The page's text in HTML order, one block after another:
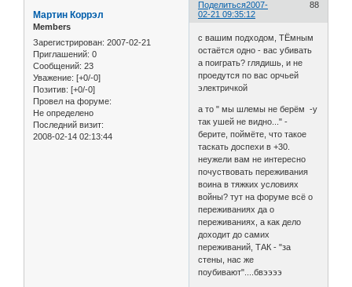
Поделиться 88
2007-
02-21 09:35:12
Мартин Коррэл
Members
Зарегистрирован: 2007-02-21
Приглашений: 0
Сообщений: 23
Уважение: [+0/-0]
Позитив: [+0/-0]
Провел на форуме:
Не определено
Последний визит:
2008-02-14 02:13:44
с вашим подходом, ТЁмным
остаётся одно - вас убивать
а поиграть? глядишь, и не
проедутся по вас орчьей
электричкой
а то " мы шлемы не берём -у
так ушей не видно..." -
берите, поймёте, что такое
таскать доспехи в +30.
неужели вам не интересно
почуствовать переживания
воина в тяжких условиях
войны? тут на форуме всё о
переживаниях да о
переживаниях, а как дело
доходит до самих
переживаний, ТАК - "за
стены, нас же
поубивают"....бвээээ